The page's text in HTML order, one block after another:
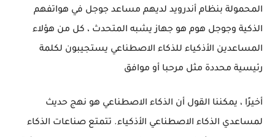
المحمولة بنظام أندرويد لديهم مساعد جوجل في هواتفهم
الذكية وجوجل هوم هو جهاز يشبه المتحدث ، كل من هؤلاء
المساعدين الأذكياء للذكاء الاصطناعي يستجيبون لكلمة
رئيسية محددة مثل مرحبا أو موافق
أخيرًا ، يمكننا القول أن الذكاء الاصطناعي هو نهج حديث
لمساعدي الذكاء الاصطناعي الأذكياء. تتمتع صناعات الذكاء